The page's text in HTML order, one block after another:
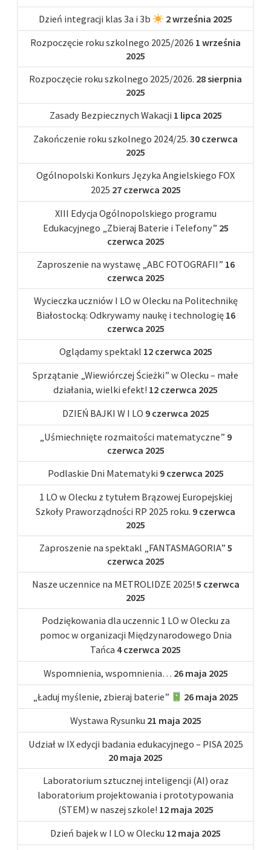
Dzień integracji klas 3a i 3b
2 września 2025
Rozpoczęcie roku szkolnego 2025/2026 1 września
2025
Rozpoczęcie roku szkolnego 2025/2026. 28 sierpnia
2025
Zasady Bezpiecznych Wakacji 1 lipca 2025
Zakończenie roku szkolnego 2024/25. 30 czerwca
2025
Ogólnopolski Konkurs Języka Angielskiego FOX
2025 27 czerwca 2025
XIII Edycja Ogólnopolskiego programu
Edukacyjnego „Zbieraj Baterie i Telefony” 25
czerwca 2025
Zaproszenie na wystawę „ABC FOTOGRAFII” 16
czerwca 2025
Wycieczka uczniów I LO w Olecku na Politechnikę
Białostocką: Odkrywamy naukę i technologię 16
czerwca 2025
Oglądamy spektakl 12 czerwca 2025
Sprzątanie „Wiewiórczej Ścieżki” w Olecku – małe
działania, wielki efekt! 12 czerwca 2025
DZIEŃ BAJKI W I LO 9 czerwca 2025
„Uśmiechnięte rozmaitości matematyczne” 9
czerwca 2025
Podlaskie Dni Matematyki 9 czerwca 2025
1 LO w Olecku z tytułem Brązowej Europejskiej
Szkoły Praworządności RP 2025 roku. 9 czerwca
2025
Zaproszenie na spektakl „FANTASMAGORIA” 5
czerwca 2025
Nasze uczennice na METROLIDZE 2025! 5 czerwca
2025
Podziękowania dla uczennic 1 LO w Olecku za
pomoc w organizacji Międzynarodowego Dnia
Tańca 4 czerwca 2025
Wspomnienia, wspomnienia… 26 maja 2025
„Ładuj myślenie, zbieraj baterie”
26 maja 2025
Wystawa Rysunku 21 maja 2025
Udział w IX edycji badania edukacyjnego – PISA 2025
20 maja 2025
Laboratorium sztucznej inteligencji (AI) oraz
laboratorium projektowania i prototypowania
(STEM) w naszej szkole! 12 maja 2025
Dzień bajek w I LO w Olecku 12 maja 2025